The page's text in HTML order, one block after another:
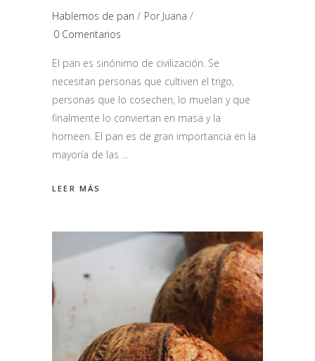
Hablemos de pan Por Juana
0 Comentarios
El pan es sinónimo de civilización. Se
necesitan personas que cultiven el trigo,
personas que lo cosechen, lo muelan y que
finalmente lo conviertan en masa y la
horneen. El pan es de gran importancia en la
mayoría de las
LEER MÁS